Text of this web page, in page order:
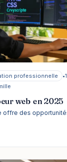
professionnelle •
web en 2025
offre des